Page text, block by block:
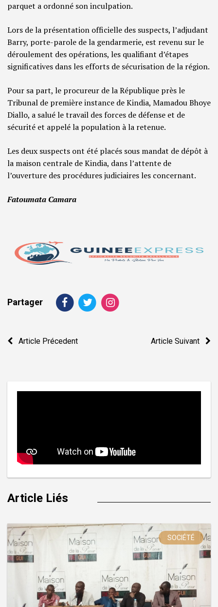
parquet a ordonné son inculpation.
Lors de la présentation officielle des suspects, l’adjudant
Barry, porte-parole de la gendarmerie, est revenu sur le
déroulement des opérations, les qualifiant d’étapes
significatives dans les efforts de sécurisation de la région.
Pour sa part, le procureur de la République près le
Tribunal de première instance de Kindia, Mamadou Bhoye
Diallo, a salué le travail des forces de défense et de
sécurité et appelé la population à la retenue.
Les deux suspects ont été placés sous mandat de dépôt à
la maison centrale de Kindia, dans l’attente de
l’ouverture des procédures judiciaires les concernant.
Fatoumata Camara
Partager
Navigation
Article Précedent Article Suivant
Article Liés
SOCIÉTÉ